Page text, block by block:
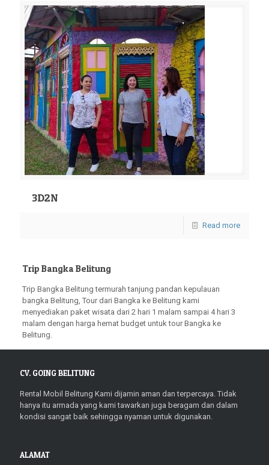
3D2N
Read more
Trip Bangka Belitung
Trip Bangka Belitung termurah tanjung pandan kepulauan
bangka Belitung, Tour dari Bangka ke Belitung kami
menyediakan paket wisata dari 2 hari 1 malam sampai 4 hari 3
malam dengan harga hemat budget untuk tour Bangka ke
Belitung.
CV. GOING BELITUNG
Rental Mobil Belitung Kami dijamin aman dan terpercaya. Tidak
hanya itu armada yang kami tawarkan juga beragam dan dalam
kondisi sangat baik sehingga nyaman untuk digunakan.
ALAMAT